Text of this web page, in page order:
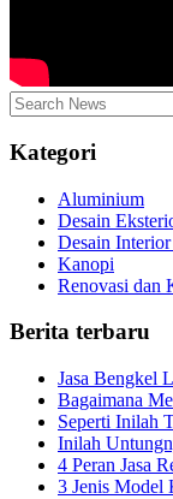
Kategori
Aluminium
Desain
Desain
Kanopi
Renovasi dan
Berita terbaru
Jasa Bengkel
Bagaimana
Seperti Inilah
Inilah
4 Peran Jasa
3 Jenis Model